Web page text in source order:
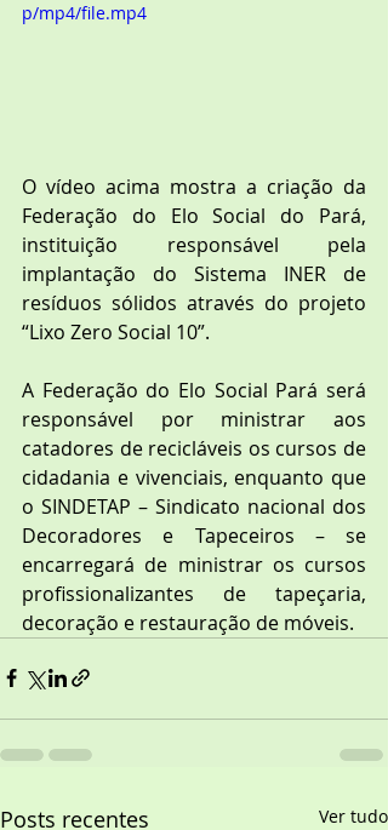
p/mp4/file.mp4
O vídeo acima mostra a criação da
Federação do Elo Social do Pará,
instituição responsável pela
implantação do Sistema INER de
resíduos sólidos através do projeto
“Lixo Zero Social 10”.
A Federação do Elo Social Pará será
responsável por ministrar aos
catadores de recicláveis os cursos de
cidadania e vivenciais, enquanto que
o SINDETAP – Sindicato nacional dos
Decoradores e Tapeceiros – se
encarregará de ministrar os cursos
profissionalizantes de tapeçaria,
decoração e restauração de móveis.
Posts recentes Ver tudo